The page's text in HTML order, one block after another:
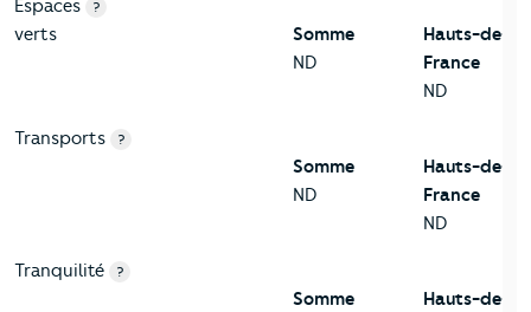
Espaces
verts
?
Somme
ND
Hauts-de-
France
ND
Transports ?
Somme
ND
Hauts-de-
France
ND
Tranquilité ?
Somme
Hauts-de-